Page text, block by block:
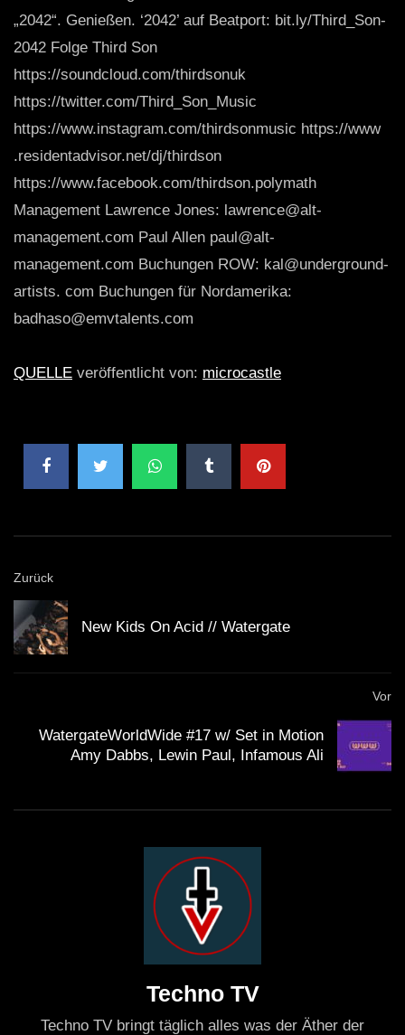
„2042“. Genießen. ‘2042’ auf Beatport: bit.ly/Third_Son-
2042 Folge Third Son
https://soundcloud.com/thirdsonuk
https://twitter.com/Third_Son_Music
https://www.instagram.com/thirdsonmusic https://www
.residentadvisor.net/dj/thirdson
https://www.facebook.com/thirdson.polymath
Management Lawrence Jones: lawrence@alt-
management.com Paul Allen paul@alt-
management.com Buchungen ROW: kal@underground-
artists. com Buchungen für Nordamerika:
badhaso@emvtalents.com
QUELLE veröffentlicht von: microcastle
Zurück
New Kids On Acid // Watergate
Vor
WatergateWorldWide #17 w/ Set in Motion
Amy Dabbs, Lewin Paul, Infamous Ali
Techno TV
Techno TV bringt täglich alles was der Äther der